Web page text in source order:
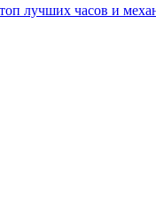
лучших часов и